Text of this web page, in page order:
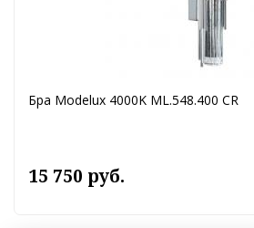
Бра Modelux 4000K ML.548.400 CR
15 750 руб.